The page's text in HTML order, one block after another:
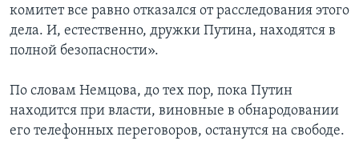
комитет все равно отказался от расследования этого
дела. И, естественно, дружки Путина, находятся в
полной безопасности».
По словам Немцова, до тех пор, пока Путин
находится при власти, виновные в обнародовании
его телефонных переговоров, останутся на свободе.